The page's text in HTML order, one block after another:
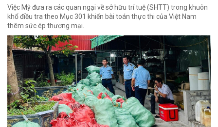
Việc Mỹ đưa ra các quan ngại về sở hữu trí tuệ (SHTT) trong khuôn
khổ điều tra theo Mục 301 khiến bài toán thực thi của Việt Nam
thêm sức ép thương mại.